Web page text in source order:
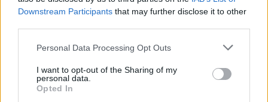
Downstream Participants that may further disclose it to other
Personal Data Processing Opt Outs
I want to opt-out of the Sharing of my
personal data.
Opted In
ΠΑΡΑΠΟΛΙΤΙΚΑ 06.02.2024 12:30
Καραμανλή: Ο Αλέξανδρος και η Αλίκη
συμμετέχουν στην παράσταση ''Μια
κυρία ατυχήσασα''
Εγγραφή στο newsletter
Αποδέχομαι τους